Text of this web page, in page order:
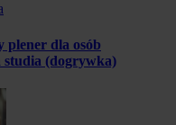
plener dla osób
studia (dogrywka)